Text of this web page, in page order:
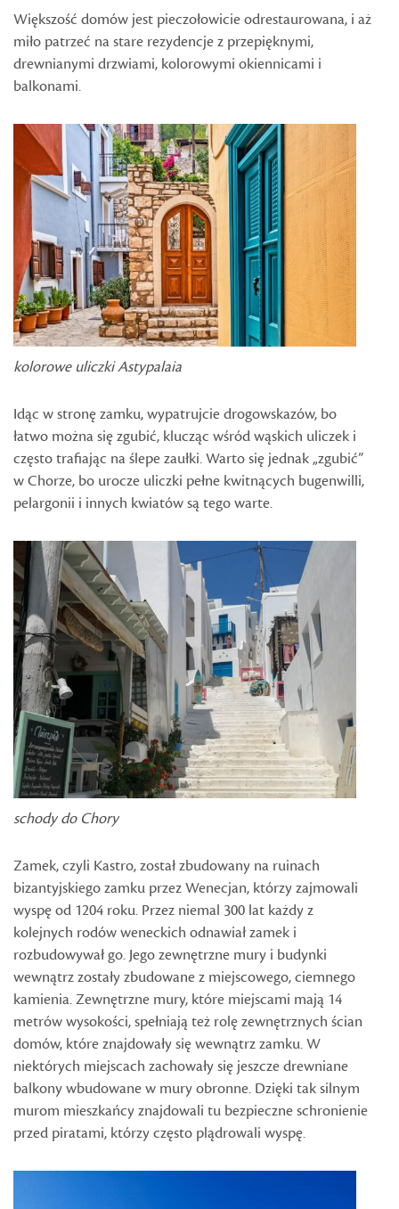
Większość domów jest pieczołowicie odrestaurowana, i aż
miło patrzeć na stare rezydencje z przepięknymi,
drewnianymi drzwiami, kolorowymi okiennicami i
balkonami.
kolorowe uliczki Astypalaia
Idąc w stronę zamku, wypatrujcie drogowskazów, bo
łatwo można się zgubić, klucząc wśród wąskich uliczek i
często trafiając na ślepe zaułki. Warto się jednak „zgubić”
w Chorze, bo urocze uliczki pełne kwitnących bugenwilli,
pelargonii i innych kwiatów są tego warte.
schody do Chory
Zamek, czyli Kastro, został zbudowany na ruinach
bizantyjskiego zamku przez Wenecjan, którzy zajmowali
wyspę od 1204 roku. Przez niemal 300 lat każdy z
kolejnych rodów weneckich odnawiał zamek i
rozbudowywał go. Jego zewnętrzne mury i budynki
wewnątrz zostały zbudowane z miejscowego, ciemnego
kamienia. Zewnętrzne mury, które miejscami mają 14
metrów wysokości, spełniają też rolę zewnętrznych ścian
domów, które znajdowały się wewnątrz zamku. W
niektórych miejscach zachowały się jeszcze drewniane
balkony wbudowane w mury obronne. Dzięki tak silnym
murom mieszkańcy znajdowali tu bezpieczne schronienie
przed piratami, którzy często plądrowali wyspę.